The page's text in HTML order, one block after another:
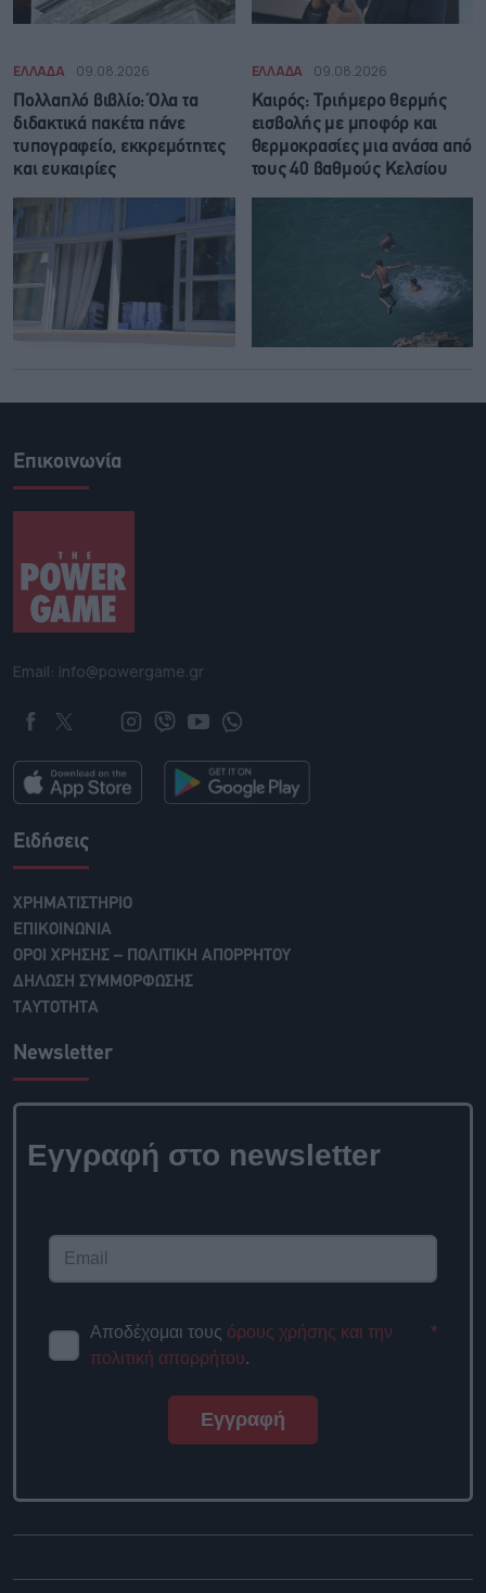
ΕΛΛΑΔΑ 09.08.2026
Πολλαπλό βιβλίο: Όλα τα
διδακτικά πακέτα πάνε
τυπογραφείο, εκκρεμότητες
και ευκαιρίες
ΕΛΛΑΔΑ 09.08.2026
Καιρός: Τριήμερο θερμής
εισβολής με μποφόρ και
θερμοκρασίες μια ανάσα από
τους 40 βαθμούς Κελσίου
Επικοινωνία
Email: info@powergame.gr
Ειδήσεις
ΧΡΗΜΑΤΙΣΤΗΡΙΟ
ΕΠΙΚΟΙΝΩΝΙΑ
ΟΡΟΙ ΧΡΗΣΗΣ – ΠΟΛΙΤΙΚΗ ΑΠΟΡΡΗΤΟΥ
ΔΗΛΩΣΗ ΣΥΜΜΟΡΦΩΣΗΣ
ΤΑΥΤΟΤΗΤΑ
Newsletter
Εγγραφή στο newsletter
Αποδέχομαι τους όρους χρήσης και την
πολιτική απορρήτου.
*
Εγγραφή